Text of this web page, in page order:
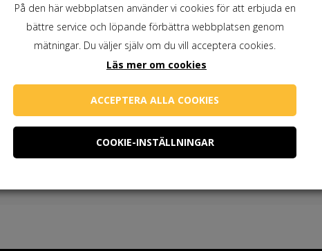
mängd
Lägg till i varukorg
krita
Behöver du
På den här webbplatsen använder vi cookies för att erbjuda en
bättre service och löpande förbättra webbplatsen genom
mätningar. Du väljer själv om du vill acceptera cookies.
Läs mer om cookies
ACCEPTERA ALLA COOKIES
COOKIE-INSTÄLLNINGAR